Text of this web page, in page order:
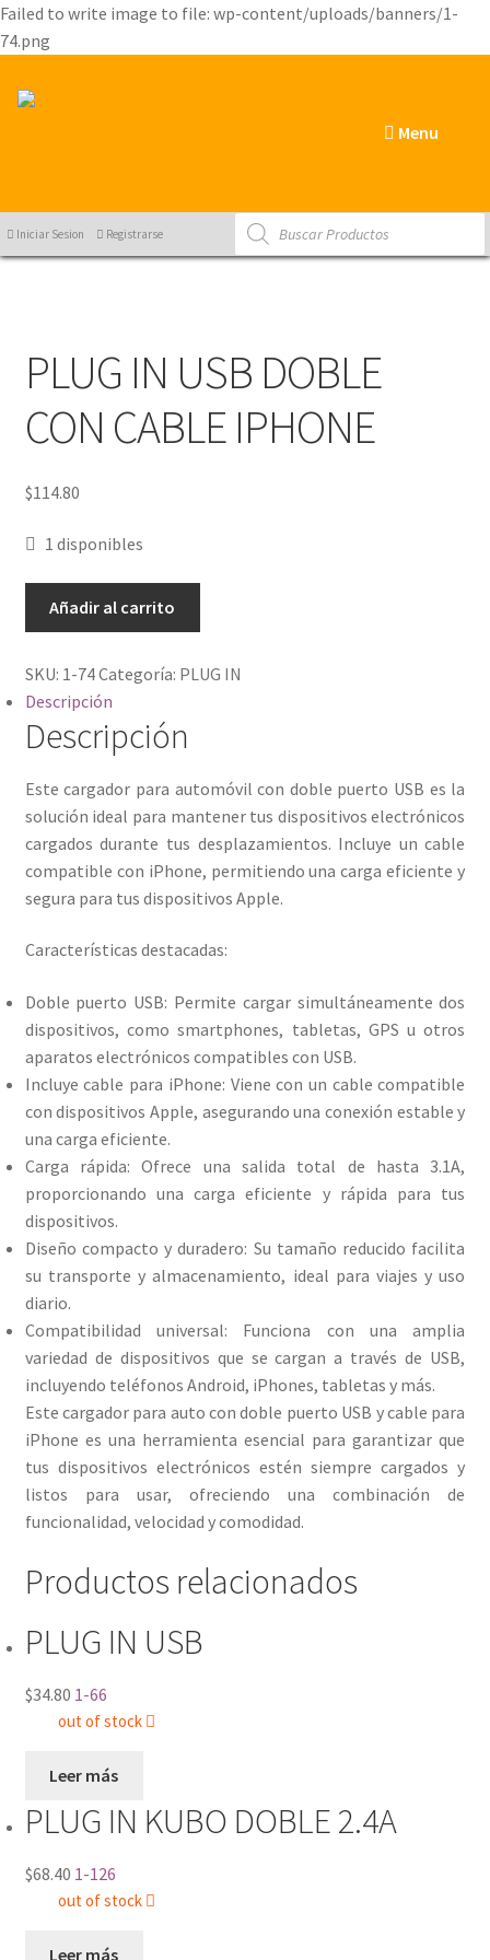
Failed to write image to file: wp-content/uploads/banners/1-
74.png
Menu
Products
search
Iniciar Sesion Registrarse
PLUG IN USB DOBLE
CON CABLE IPHONE
$114.80
1 disponibles
DOBLE
CON
CABLE
cantidad
Añadir al carrito
SKU: 1-74Categoría: PLUG IN
Descripción
Descripción
Este cargador para automóvil con doble puerto USB es la
solución ideal para mantener tus dispositivos electrónicos
cargados durante tus desplazamientos. Incluye un cable
compatible con iPhone, permitiendo una carga eficiente y
segura para tus dispositivos Apple.​
Características destacadas:
Doble puerto USB: Permite cargar simultáneamente dos
dispositivos, como smartphones, tabletas, GPS u otros
aparatos electrónicos compatibles con USB.​
Incluye cable para iPhone: Viene con un cable compatible
con dispositivos Apple, asegurando una conexión estable y
una carga eficiente.​
Carga rápida: Ofrece una salida total de hasta 3.1A,
proporcionando una carga eficiente y rápida para tus
dispositivos.​
Diseño compacto y duradero: Su tamaño reducido facilita
su transporte y almacenamiento, ideal para viajes y uso
diario.​
Compatibilidad universal: Funciona con una amplia
variedad de dispositivos que se cargan a través de USB,
incluyendo teléfonos Android, iPhones, tabletas y más.​
Este cargador para auto con doble puerto USB y cable para
iPhone es una herramienta esencial para garantizar que
tus dispositivos electrónicos estén siempre cargados y
listos para usar, ofreciendo una combinación de
funcionalidad, velocidad y comodidad.
Productos relacionados
PLUG IN USB
$34.80 1-66
out of stock
Leer más
PLUG IN KUBO DOBLE 2.4A
$68.40 1-126
out of stock
Leer más